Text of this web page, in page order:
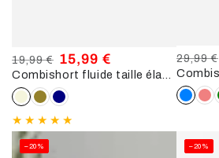
Prix
normal
19,99 €
Prix
de
vente
15,99 €
Prix
normal
29,99 €
–20% –20%